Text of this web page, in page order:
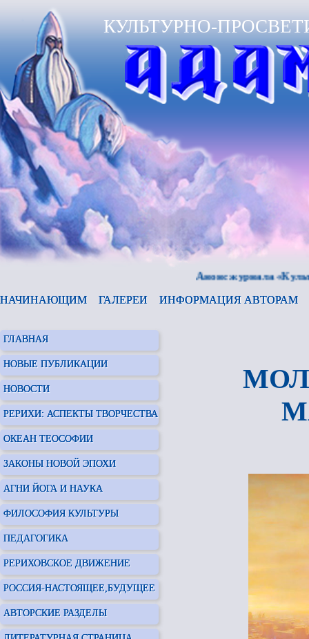
КУЛЬТУРНО-
Анонс журнала
НАЧИНАЮЩИМ ГАЛЕРЕИ ИНФОРМАЦИЯ АВТОРАМ
ГЛАВНАЯ
НОВЫЕ ПУБЛИКАЦИИ
НОВОСТИ
РЕРИХИ: АСПЕКТЫ ТВОРЧЕСТВА
ОКЕАН ТЕОСОФИИ
ЗАКОНЫ НОВОЙ ЭПОХИ
АГНИ ЙОГА И НАУКА
ФИЛОСОФИЯ КУЛЬТУРЫ
ПЕДАГОГИКА
РЕРИХОВСКОЕ ДВИЖЕНИЕ
РОССИЯ-НАСТОЯЩЕЕ,БУДУЩЕЕ
АВТОРСКИЕ РАЗДЕЛЫ